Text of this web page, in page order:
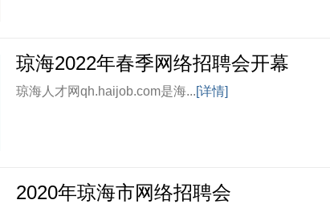
琼海2022年春季网络招聘会开幕
琼海人才网qh.haijob.com是海...[详情]
2020年琼海市网络招聘会